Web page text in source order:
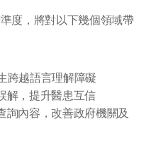
度，將對以下幾個領域帶
跨越語言理解障礙
解，提升醫患互信
詢內容，改善政府機關及